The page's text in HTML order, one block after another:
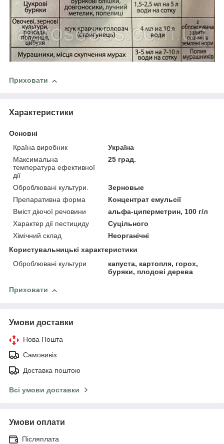
Приховати
Характеристики
Основні
Країна виробник
Україна
Максимальна
температура ефективної
дії
25 град.
Оброблювані культури.
Зерновые
Препаративна форма
Концентрат емульсії
Вміст діючої речовини
альфа-циперметрин, 100 г/л
Характер дії пестициду
Суцільного
Хімічний склад
Неорганічні
Користувальницькі характеристики
Оброблювані культури
капуста, картопля, горох,
буряки, плодові дерева
Приховати
Умови доставки
Нова Пошта
Самовивіз
Доставка поштою
Всі умови доставки
Умови оплати
Післяплата